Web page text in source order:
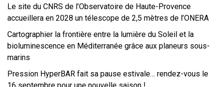
Le site du CNRS de l’Observatoire de Haute-Provence
accueillera en 2028 un télescope de 2,5 mètres de l’ONERA
Cartographier la frontière entre la lumière du Soleil et la
bioluminescence en Méditerranée grâce aux planeurs sous-
marins
Pression HyperBAR fait sa pause estivale… rendez-vous le